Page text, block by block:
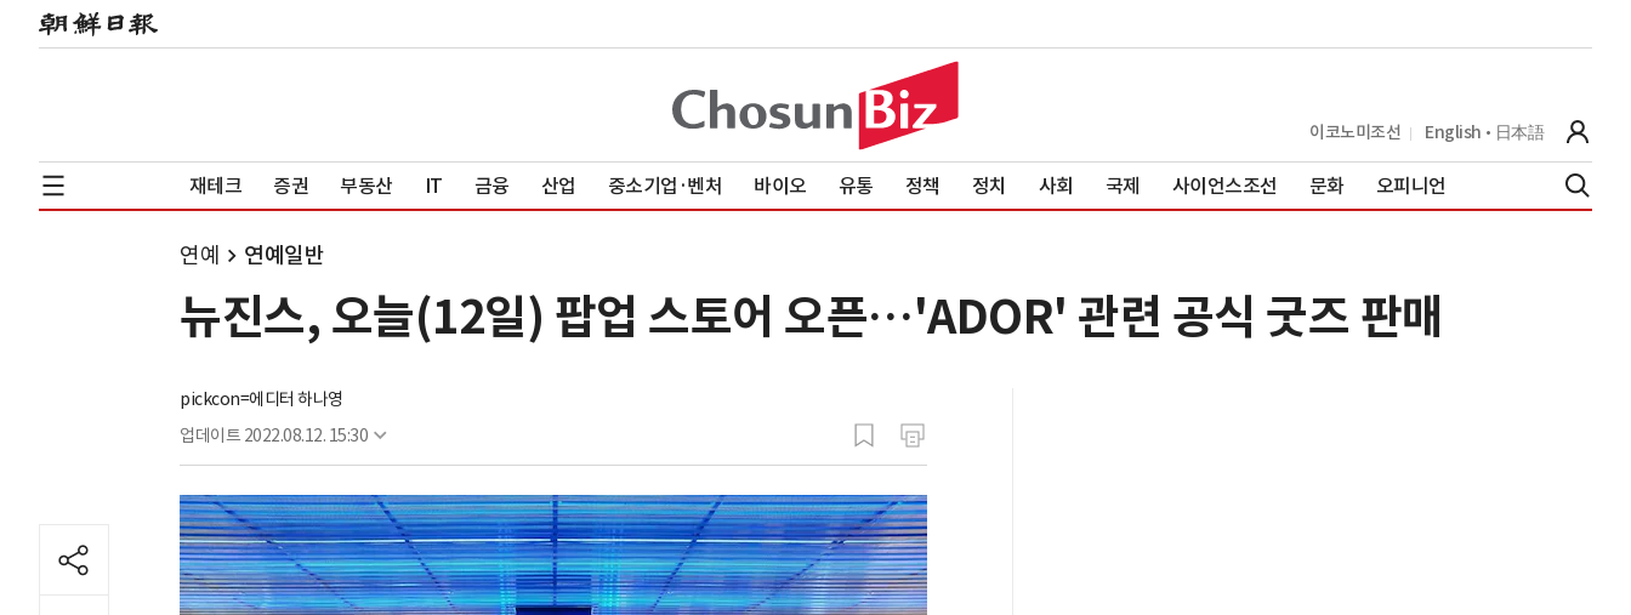
이코노미조선 English 日本語
재테크 증권 부동산 IT 금융 산업 중소기업·벤처 바이오 유통 정책 정치 사회 국제 사이언스조선 문화 오피니언
연예 연예일반
뉴진스, 오늘(12일) 팝업 스토어 오픈…'ADOR' 관련 공식 굿즈 판매
pickcon=에디터 하나영
업데이트 2022.08.12. 15:30